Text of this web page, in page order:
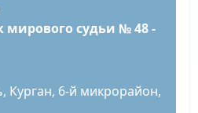
мирового судьи № 48 -
Курган, 6-й микрорайон,